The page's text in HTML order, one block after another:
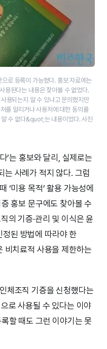
로 등록이 가능했다. 홍보 자료에는
용된다는 내용은 찾아볼 수 없었다.
용되는지 알 수 있냐고 문의했지만
를 알리거나 사용처에 대한 동의를
수 없다&quot;는 내용이었다. 사진
’는 홍보와 달리, 실제로는
는 사례가 적지 않다. 그럼
‘미용 목적’ 활용 가능성에
홍보 문구에도 찾아볼 수
의 기증·관리 및 이식은 윤
된 방법에 따라야 한
비치료적 사용을 제한하는
체조직 기증을 신청했다는
로 사용될 수 있다는 이야
할 때도 그런 이야기는 못